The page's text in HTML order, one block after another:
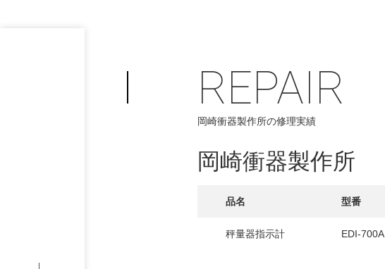
PHILOSOPHY
フィロソフィー
COMPANY
PROFILE
お問い合わせ / 発送先
REPAIR
岡崎衝器製作所の修理実績
岡崎衝器製作所
品名 型番
秤量器指示計 EDI-700A